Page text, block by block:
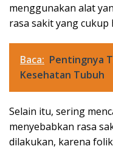
menggunakan alat
rasa sakit yang cukup
Baca: Pentingnya
Kesehatan Tubuh
Selain itu, sering
menyebabkan rasa
dilakukan, karena